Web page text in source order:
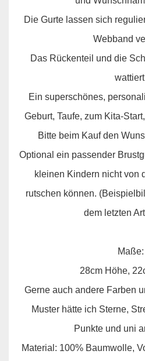
Die Gurte lassen sich
Webband
Das Rückenteil und die
Ein superschönes,
Geburt, Taufe, zum Kita-
Bitte beim Kauf den
Optional ein passender
kleinen Kindern nicht von
rutschen können.
dem letzten
Maße:
28cm Höhe,
Gerne auch andere Farben
Muster hätte ich Sterne,
Punkte und uni
Material: 100% Baumwolle,